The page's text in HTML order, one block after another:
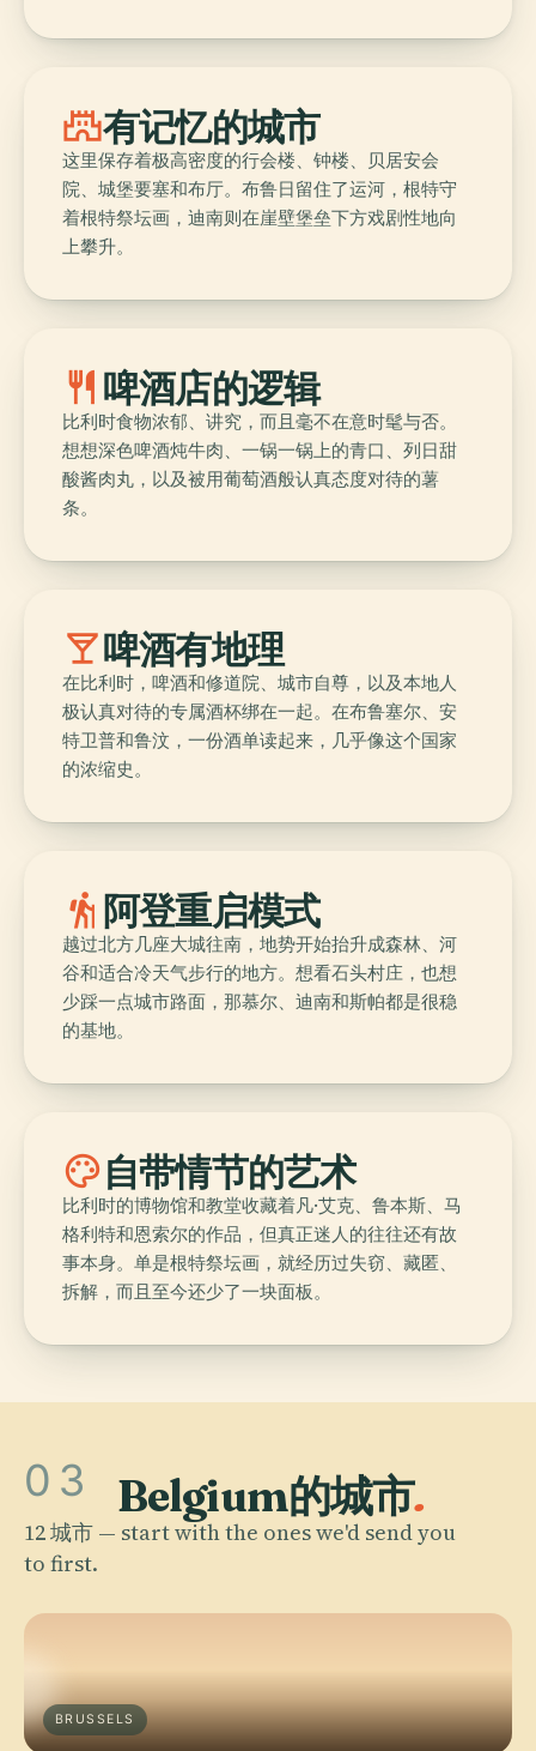
castle有记忆的城市
这里保存着极高密度的行会楼、钟楼、贝居安会
院、城堡要塞和布厅。布鲁日留住了运河，根特守
着根特祭坛画，迪南则在崖壁堡垒下方戏剧性地向
上攀升。
restaurant 啤酒店的逻辑
比利时食物浓郁、讲究，而且毫不在意时髦与否。
想想深色啤酒炖牛肉、一锅一锅上的青口、列日甜
酸酱肉丸，以及被用葡萄酒般认真态度对待的薯
条。
local_bar啤酒有地理
在比利时，啤酒和修道院、城市自尊，以及本地人
极认真对待的专属酒杯绑在一起。在布鲁塞尔、安
特卫普和鲁汶，一份酒单读起来，几乎像这个国家
的浓缩史。
hiking 阿登重启模式
越过北方几座大城往南，地势开始抬升成森林、河
谷和适合冷天气步行的地方。想看石头村庄，也想
少踩一点城市路面，那慕尔、迪南和斯帕都是很稳
的基地。
palette自带情节的艺术
比利时的博物馆和教堂收藏着凡·艾克、鲁本斯、马
格利特和恩索尔的作品，但真正迷人的往往还有故
事本身。单是根特祭坛画，就经历过失窃、藏匿、
拆解，而且至今还少了一块面板。
03 Belgium的城市.
12 城市 — start with the ones we'd send you
to first.
BRUSSELS